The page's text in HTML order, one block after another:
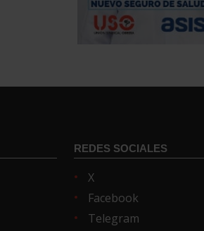
REDES SOCIALES
X
Facebook
Telegram